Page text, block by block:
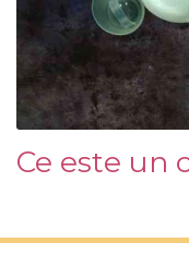
Ce este un